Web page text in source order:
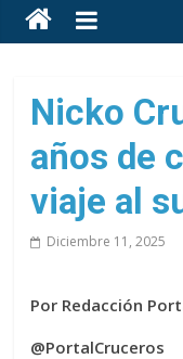
Toda
la
de
cruceros
en
un
solo
Nicko
años de
viaje al
Diciembre 11, 2025
Por Redacción
@PortalCruceros